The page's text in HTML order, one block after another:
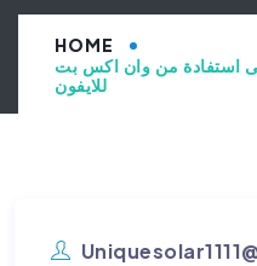
HOME
استفادة من وان اكس بت
للايفون